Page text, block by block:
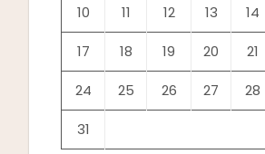
10 11 12 13 14
17 18 19 20 21
24 25 26 27 28
31